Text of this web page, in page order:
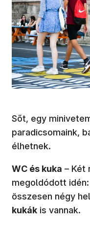
Sőt, egy
paradicsomaink,
élhetnek.
WC és kuka – Két
megoldódott idén:
összesen négy
kukák is vannak.